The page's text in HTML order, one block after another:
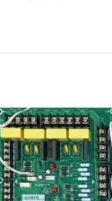
Domekt
Verso